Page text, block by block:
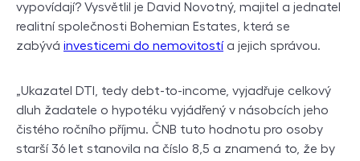
vypovídají? Vysvětlil je David Novotný, majitel a jednatel
realitní společnosti Bohemian Estates, která se
zabývá investicemi do nemovitostía jejich správou.
„Ukazatel DTI, tedy debt-to-income, vyjadřuje celkový
dluh žadatele o hypotéku vyjádřený v násobcích jeho
čistého ročního příjmu. ČNB tuto hodnotu pro osoby
starší 36 let stanovila na číslo 8,5 a znamená to, že by